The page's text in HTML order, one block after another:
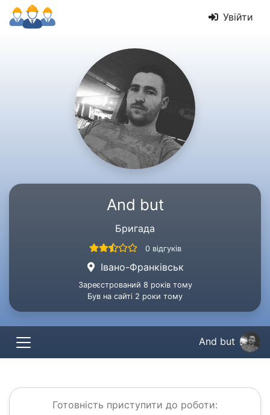
Увійти
And but
Бригада
0 відгуків
Івано-Франківськ
Зареєстрований 8 років тому
Був на сайті 2 роки тому
And but
Готовність приступити до роботи: